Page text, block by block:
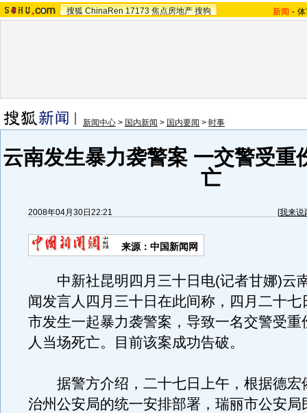
搜狐 ChinaRen 17173 焦点房地产 搜狗 新闻 -
新闻中心 > 国内新闻 > 国内要闻 > 时事
云南发生暴力袭警案 一交警受重
亡
2008年04月30日22:21 [我来说
来源：中国新闻网
中新社昆明四月三十日电(记者甘娜)云
闻发言人四月三十日在此间称，四月二十七
市发生一起暴力袭警案，导致一名交警受重
人当场死亡。目前该案成功告破。
据警方介绍，二十七日上午，根据德宏
治州公安局的统一安排部署，瑞丽市公安局